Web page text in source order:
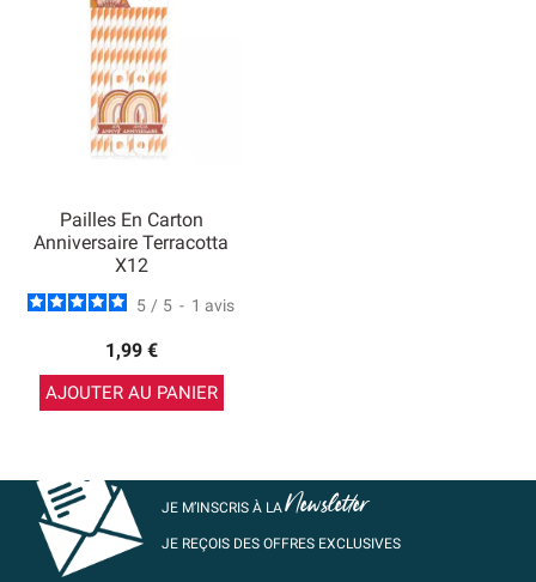
Pailles En Carton
Anniversaire Terracotta
X12
5 / 5 - 1 avis
1,99 €
AJOUTER AU PANIER
JE M’INSCRIS À LANewsletter
JE REÇOIS DES OFFRES EXCLUSIVES